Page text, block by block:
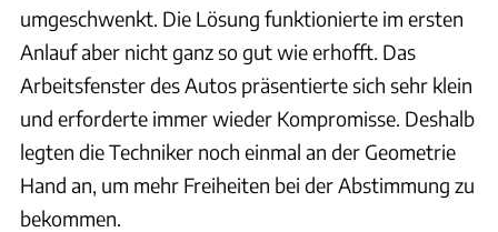
umgeschwenkt. Die Lösung funktionierte im ersten
Anlauf aber nicht ganz so gut wie erhofft. Das
Arbeitsfenster des Autos präsentierte sich sehr klein
und erforderte immer wieder Kompromisse. Deshalb
legten die Techniker noch einmal an der Geometrie
Hand an, um mehr Freiheiten bei der Abstimmung zu
bekommen.